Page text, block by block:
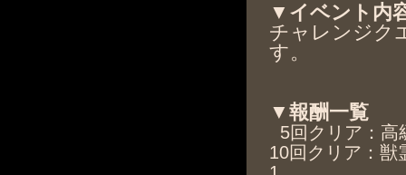
▼イベント内
チャレンジク
す。
▼報酬一覧
5回クリア：高
10回クリア：獣